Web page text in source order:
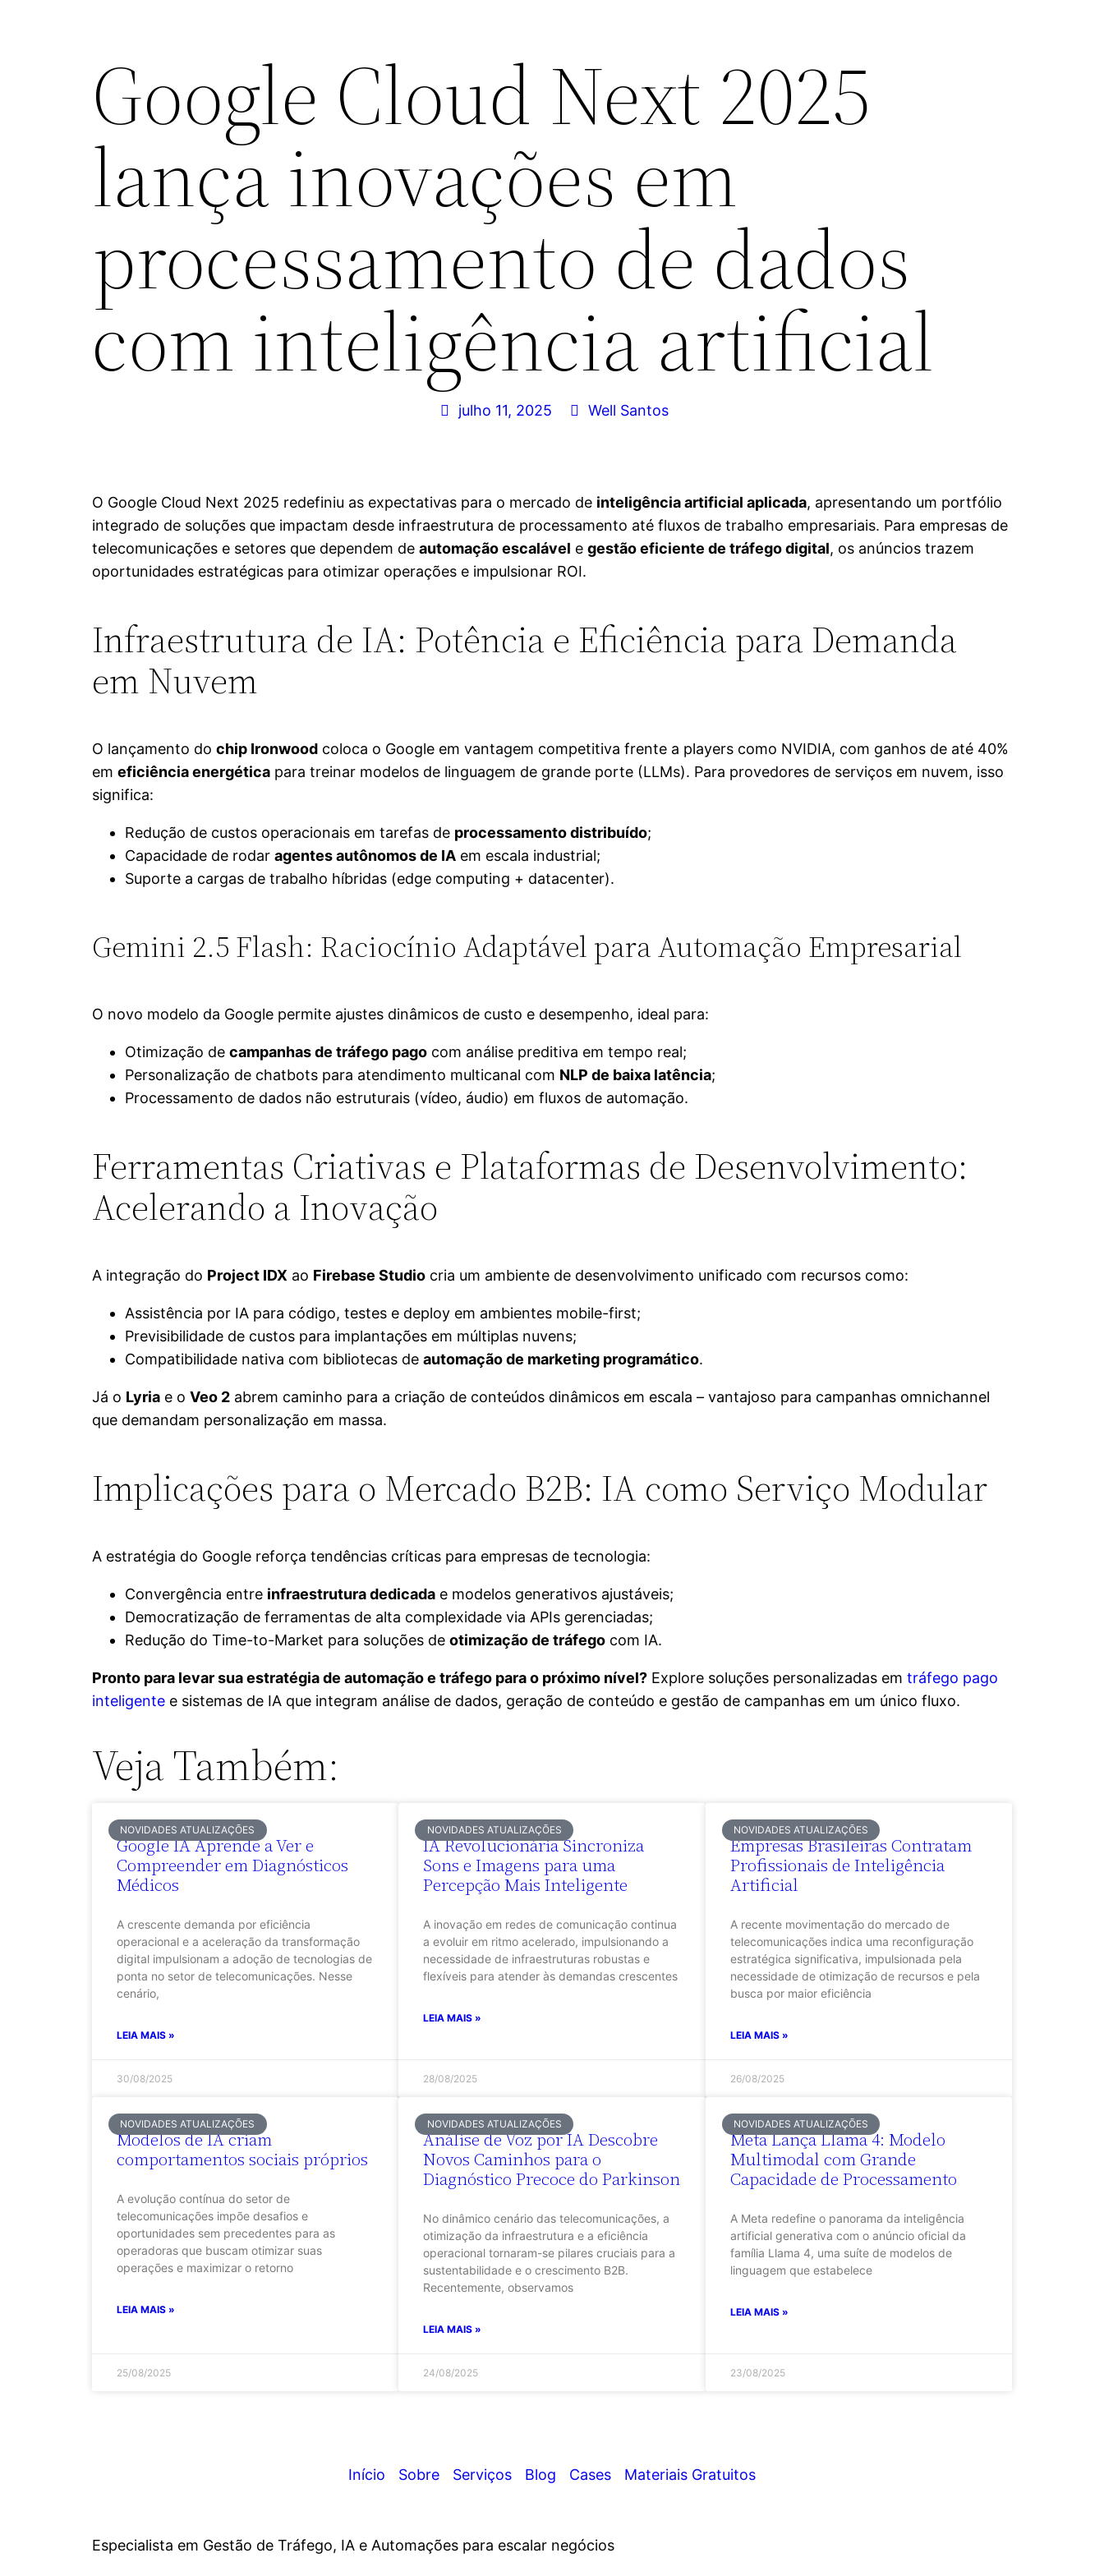
Google Cloud Next 2025
lança inovações em
processamento de dados
com inteligência artificial
julho 11, 2025 Well Santos
O Google Cloud Next 2025 redefiniu as expectativas para o mercado de inteligência artificial aplicada, apresentando um portfólio
integrado de soluções que impactam desde infraestrutura de processamento até fluxos de trabalho empresariais. Para empresas de
telecomunicações e setores que dependem de automação escalável e gestão eficiente de tráfego digital, os anúncios trazem
oportunidades estratégicas para otimizar operações e impulsionar ROI.
Infraestrutura de IA: Potência e Eficiência para Demanda
em Nuvem
O lançamento do chip Ironwood coloca o Google em vantagem competitiva frente a players como NVIDIA, com ganhos de até 40%
em eficiência energética para treinar modelos de linguagem de grande porte (LLMs). Para provedores de serviços em nuvem, isso
significa:
Redução de custos operacionais em tarefas de processamento distribuído;
Capacidade de rodar agentes autônomos de IA em escala industrial;
Suporte a cargas de trabalho híbridas (edge computing + datacenter).
Gemini 2.5 Flash: Raciocínio Adaptável para Automação Empresarial
O novo modelo da Google permite ajustes dinâmicos de custo e desempenho, ideal para:
Otimização de campanhas de tráfego pago com análise preditiva em tempo real;
Personalização de chatbots para atendimento multicanal com NLP de baixa latência;
Processamento de dados não estruturais (vídeo, áudio) em fluxos de automação.
Ferramentas Criativas e Plataformas de Desenvolvimento:
Acelerando a Inovação
A integração do Project IDX ao Firebase Studio cria um ambiente de desenvolvimento unificado com recursos como:
Assistência por IA para código, testes e deploy em ambientes mobile-first;
Previsibilidade de custos para implantações em múltiplas nuvens;
Compatibilidade nativa com bibliotecas de automação de marketing programático.
Já o Lyria e o Veo 2 abrem caminho para a criação de conteúdos dinâmicos em escala – vantajoso para campanhas omnichannel
que demandam personalização em massa.
Implicações para o Mercado B2B: IA como Serviço Modular
A estratégia do Google reforça tendências críticas para empresas de tecnologia:
Convergência entre infraestrutura dedicada e modelos generativos ajustáveis;
Democratização de ferramentas de alta complexidade via APIs gerenciadas;
Redução do Time-to-Market para soluções de otimização de tráfego com IA.
Pronto para levar sua estratégia de automação e tráfego para o próximo nível? Explore soluções personalizadas em tráfego pago
inteligente e sistemas de IA que integram análise de dados, geração de conteúdo e gestão de campanhas em um único fluxo.
Veja Também:
NOVIDADES ATUALIZAÇÕES
Google IA Aprende a Ver e
Compreender em Diagnósticos
Médicos
A crescente demanda por eficiência
operacional e a aceleração da transformação
digital impulsionam a adoção de tecnologias de
ponta no setor de telecomunicações. Nesse
cenário,
LEIA MAIS »
30/08/2025
NOVIDADES ATUALIZAÇÕES
IA Revolucionária Sincroniza
Sons e Imagens para uma
Percepção Mais Inteligente
A inovação em redes de comunicação continua
a evoluir em ritmo acelerado, impulsionando a
necessidade de infraestruturas robustas e
flexíveis para atender às demandas crescentes
LEIA MAIS »
28/08/2025
NOVIDADES ATUALIZAÇÕES
Empresas Brasileiras Contratam
Profissionais de Inteligência
Artificial
A recente movimentação do mercado de
telecomunicações indica uma reconfiguração
estratégica significativa, impulsionada pela
necessidade de otimização de recursos e pela
busca por maior eficiência
LEIA MAIS »
26/08/2025
NOVIDADES ATUALIZAÇÕES
Modelos de IA criam
comportamentos sociais próprios
A evolução contínua do setor de
telecomunicações impõe desafios e
oportunidades sem precedentes para as
operadoras que buscam otimizar suas
operações e maximizar o retorno
LEIA MAIS »
25/08/2025
NOVIDADES ATUALIZAÇÕES
Análise de Voz por IA Descobre
Novos Caminhos para o
Diagnóstico Precoce do Parkinson
No dinâmico cenário das telecomunicações, a
otimização da infraestrutura e a eficiência
operacional tornaram-se pilares cruciais para a
sustentabilidade e o crescimento B2B.
Recentemente, observamos
LEIA MAIS »
24/08/2025
NOVIDADES ATUALIZAÇÕES
Meta Lança Llama 4: Modelo
Multimodal com Grande
Capacidade de Processamento
A Meta redefine o panorama da inteligência
artificial generativa com o anúncio oficial da
família Llama 4, uma suíte de modelos de
linguagem que estabelece
LEIA MAIS »
23/08/2025
Início Sobre Serviços Blog Cases Materiais Gratuitos
Especialista em Gestão de Tráfego, IA e Automações para escalar negócios